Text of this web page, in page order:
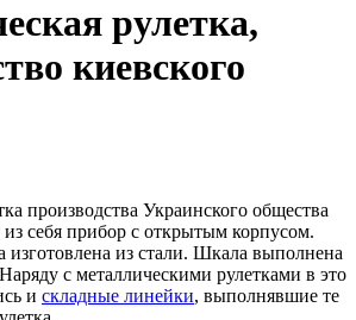
рулетка,
киевского
производства Украинского общества
из себя прибор с открытым корпусом.
изготовлена из стали. Шкала выполнена
с металлическими рулетками в это
и складные линейки, выполнявшие те